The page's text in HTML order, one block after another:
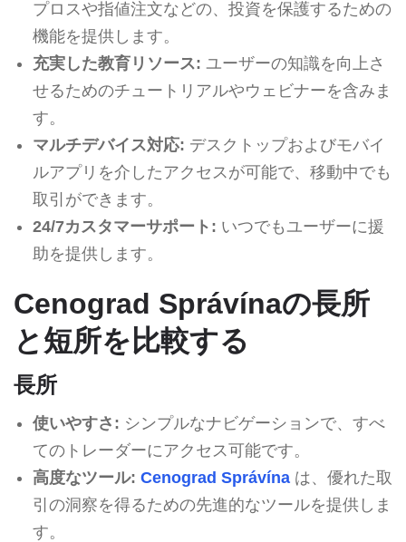
プロスや指値注文などの、投資を保護するための
機能を提供します。
充実した教育リソース: ユーザーの知識を向上さ
せるためのチュートリアルやウェビナーを含みま
す。
マルチデバイス対応: デスクトップおよびモバイ
ルアプリを介したアクセスが可能で、移動中でも
取引ができます。
24/7カスタマーサポート: いつでもユーザーに援
助を提供します。
Cenograd Správínaの長所
と短所を比較する
長所
使いやすさ: シンプルなナビゲーションで、すべ
てのトレーダーにアクセス可能です。
高度なツール: Cenograd Správína は、優れた取
引の洞察を得るための先進的なツールを提供しま
す。